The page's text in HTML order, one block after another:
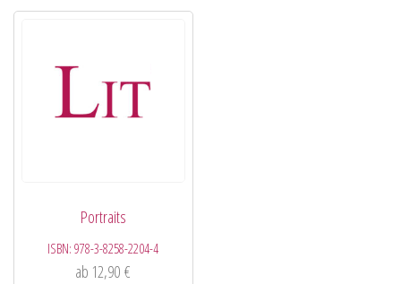
Portraits
ISBN:978-3-8258-2204-4
ab 12,90€